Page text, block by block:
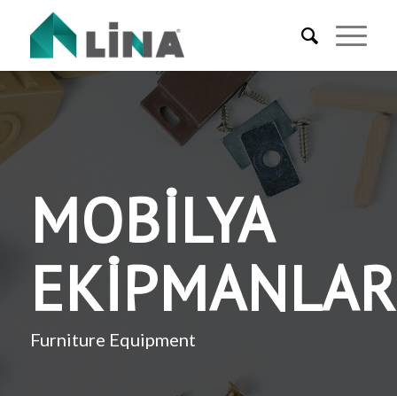
MOBİLYA
Furniture Equipment